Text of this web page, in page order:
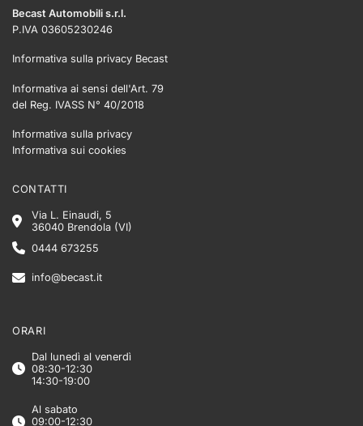
Becast Automobili s.r.l.
P.IVA 03605230246
Informativa sulla privacy Becast
Informativa ai sensi dell'Art. 79
del Reg. IVASS N° 40/2018
Informativa sulla privacy
Informativa sui cookies
CONTATTI
Via L. Einaudi, 5
36040 Brendola (VI)
0444 673255
info@becast.it
ORARI
Dal lunedì al venerdì
08:30-12:30
14:30-19:00
Al sabato
09:00-12:30